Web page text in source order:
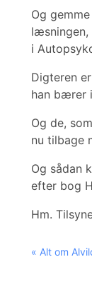
Og
læsningen,
i
Digteren
han bærer
Og de,
nu tilbage
Og sådan
efter bog
Hm.
« Alt om